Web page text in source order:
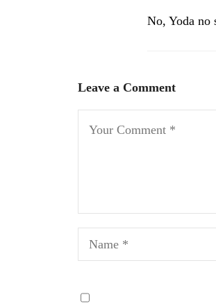
No, Yoda no
Leave a Comment